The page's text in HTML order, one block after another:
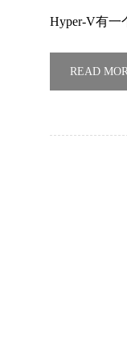
Hyper-V有一
READ